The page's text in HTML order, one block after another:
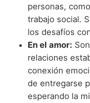
personas,
trabajo social.
los desafíos
En el amor:
relaciones
conexión
de entregarse
esperando la